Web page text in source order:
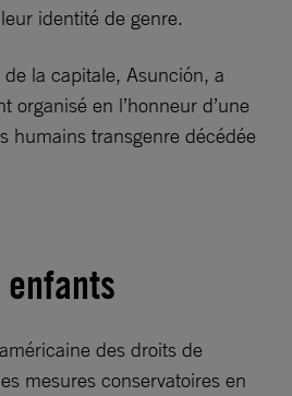
identité de genre.
la capitale, Asunción, a
organisé en l’honneur d’une
humains transgenre décédée
des droits de
mesures conservatoires en